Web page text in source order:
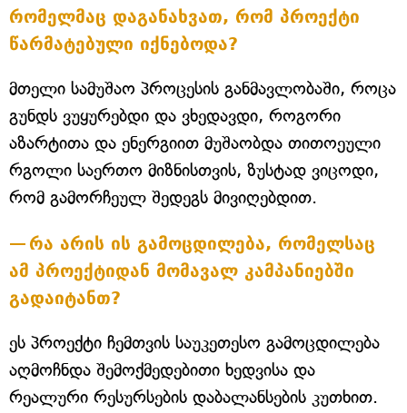
რომელმაც დაგანახვათ, რომ პროექტი
წარმატებული იქნებოდა?
მთელი სამუშაო პროცესის განმავლობაში, როცა
გუნდს ვუყურებდი და ვხედავდი, როგორი
აზარტითა და ენერგიით მუშაობდა თითოეული
რგოლი საერთო მიზნისთვის, ზუსტად ვიცოდი,
რომ გამორჩეულ შედეგს მივიღებდით.
რა არის ის გამოცდილება, რომელსაც
ამ პროექტიდან მომავალ კამპანიებში
გადაიტანთ?
ეს პროექტი ჩემთვის საუკეთესო გამოცდილება
აღმოჩნდა შემოქმედებითი ხედვისა და
რეალური რესურსების დაბალანსების კუთხით.